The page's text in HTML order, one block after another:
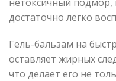
достаточно легко
Гель-бальзам на
оставляет жирных
что делает его не